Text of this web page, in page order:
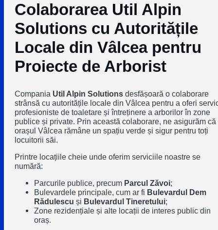
Colaborarea Util Alpin
Solutions cu Autoritățile
Locale din Vâlcea pentru
Proiecte de Arborist
Compania Util Alpin Solutionsdesfășoară o colaborare
strânsă cu autoritățile locale din Vâlcea pentru a oferi
profesioniste de toaletare și întreținere a arborilor în zone
publice și private. Prin această colaborare, ne asigurăm că
orașul Vâlcea rămâne un spațiu verde și sigur pentru toți
locuitorii săi.
Printre locațiile cheie unde oferim serviciile noastre se
numără:
Parcurile publice, precum Parcul Zăvoi;
Bulevardele principale, cum ar fi Bulevardul Dem
Rădulescu și Bulevardul Tineretului;
Zone rezidențiale și alte locații de interes public din
oraș.